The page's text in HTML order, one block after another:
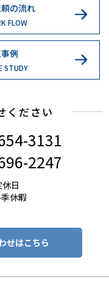
の流れ
FLOW
例
STUDY
ください
3131
2247
休日
休暇
せはこちら